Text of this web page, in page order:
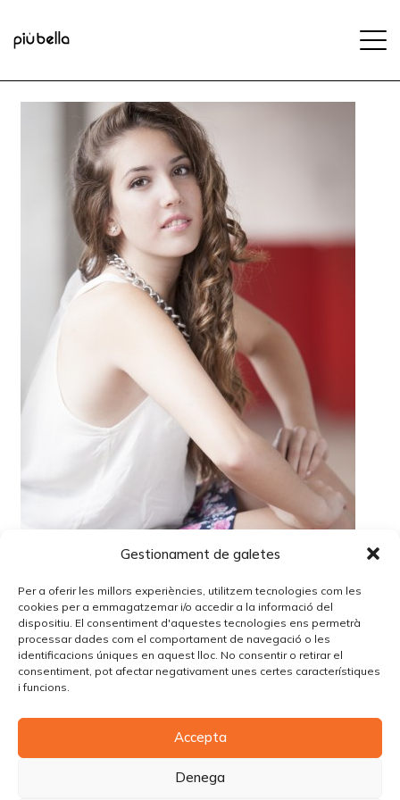
Gestionament de galetes
Per a oferir les millors experiències, utilitzem tecnologies com les
cookies per a emmagatzemar i/o accedir a la informació del
dispositiu. El consentiment d'aquestes tecnologies ens permetrà
processar dades com el comportament de navegació o les
identificacions úniques en aquest lloc. No consentir o retirar el
consentiment, pot afectar negativament unes certes característiques
i funcions.
Accepta
Denega
Lo siento, debes estarconectadopara publicar un
comentario.
© Copyright Piùbella Models Agency
Designed ByCreative Corner Agency
Política de cookies